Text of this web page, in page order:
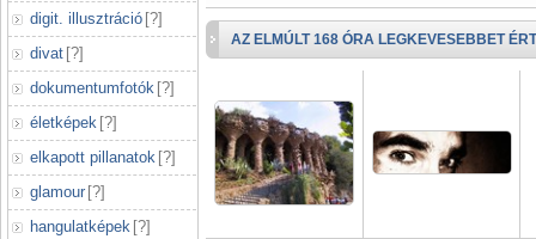
digit. illusztráció [?]
divat [?]
dokumentumfotók [?]
életképek [?]
elkapott pillanatok [?]
glamour [?]
hangulatképek [?]
AZ ELMÚLT 168 ÓRA LEGKEVESEBBET